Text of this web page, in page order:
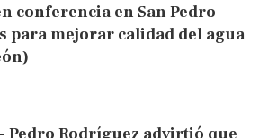
conferencia en San Pedro
para mejorar calidad del agua
Pedro Rodríguez advirtió que